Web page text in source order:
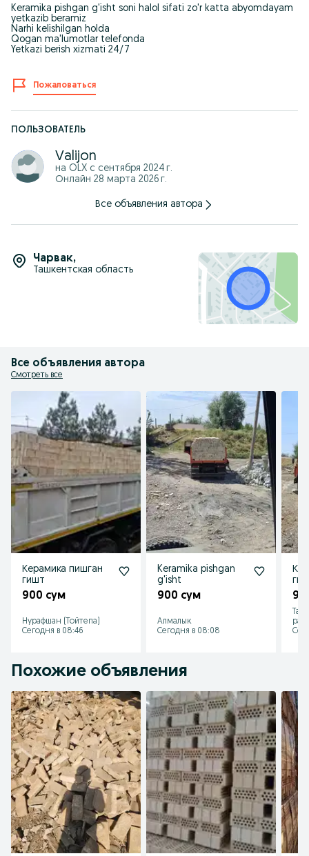
Keramika pishgan g'isht soni halol sifati zo'r katta abyomdayam
yetkazib beramiz
Narhi kelishilgan holda
Qogan ma'lumotlar telefonda
Yetkazi berish xizmati 24/7
Пожаловаться
ПОЛЬЗОВАТЕЛЬ
Valijon
на OLX с сентября 2024 г.
Онлайн 28 марта 2026 г.
Все объявления автора
Чарвак,
Ташкентская область
Все объявления автора
Смотреть все
Керамика пишган
гишт
900 сум
Нурафшан (Тойтепа)
Сегодня в 08:46
Keramika pishgan
g'isht
900 сум
Алмалык
Сегодня в 08:08
Похожие объявления